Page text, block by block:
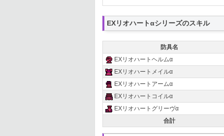
EXリオハートαシリーズのスキル
防具名
EXリオハートヘルムα
EXリオハートメイルα
EXリオハートアームα
EXリオハートコイルα
EXリオハートグリーヴα
合計